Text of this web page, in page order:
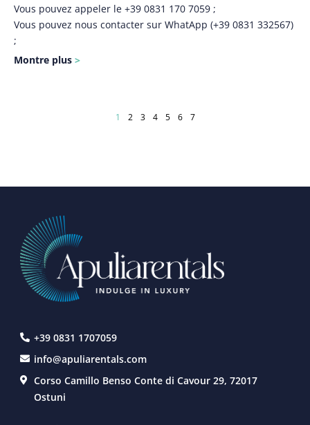
Vous pouvez appeler le +39 0831 170 7059 ;
Vous pouvez nous contacter sur WhatApp (+39 0831 332567)
;
Montre plus
Page courante
1 Page
2 Page
3 Page
4 Page
5 Page
6 Page
7
+39 0831 1707059
info@apuliarentals.com
Corso Camillo Benso Conte di Cavour 29, 72017
Ostuni